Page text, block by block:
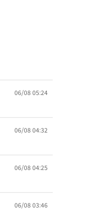
06/08 05:24
06/08 04:32
06/08 04:25
06/08 03:46